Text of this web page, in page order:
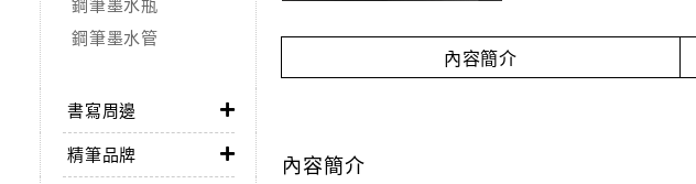
鋼筆墨水管
書寫周邊
精筆品牌
內容簡介
內容簡介